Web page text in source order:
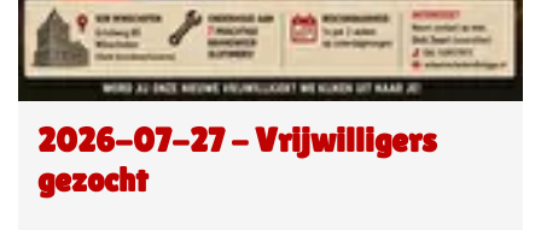
2026-07-27 - Vrijwilligers
gezocht